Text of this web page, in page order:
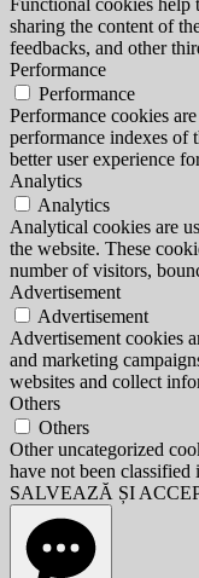
sharing the content of
feedbacks, and other
Performance
Performance
Performance cookies
performance indexes of
better user experience
Analytics
Analytics
Analytical cookies are
the website. These
number of visitors,
Advertisement
Advertisement
Advertisement cookies
and marketing
websites and collect
Others
Others
Other uncategorized
have not been classified
SALVEAZĂ ȘI